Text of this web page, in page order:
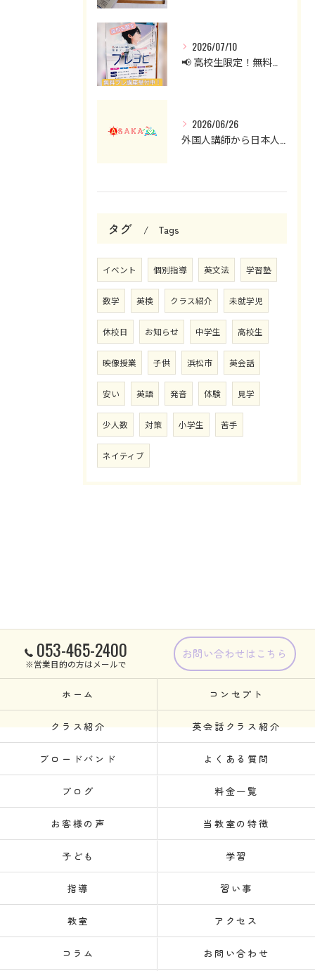
2026/07/10
2026/06/26
タグ Tags
イベント 個別指導 英文法 学習塾
数学 英検 クラス紹介 未就学児
休校日 お知らせ 中学生 高校生
映像授業 子供 浜松市 英会話
安い 英語 発音 体験 見学
少人数 対策 小学生 苦手
ネイティブ
053-465-2400
※営業目的の方はメールで
お問い合わせはこちら
ホーム コンセプト
クラス紹介 英会話クラス紹介
ブロードバンド よくある質問
ブログ 料金一覧
お客様の声 当教室の特徴
子ども 学習
指導 習い事
教室 アクセス
コラム お問い合わせ